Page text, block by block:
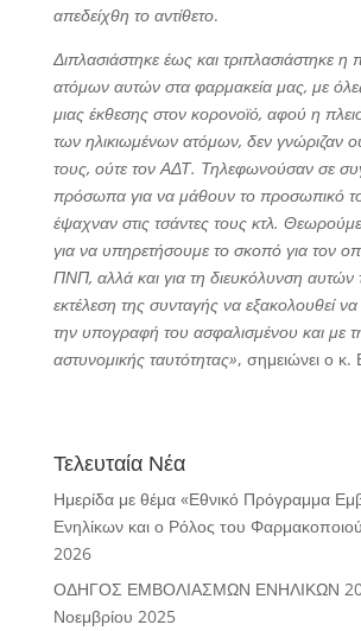
απεδείχθη το αντίθετο.
Διπλασιάστηκε έως και τριπλασιάστηκε
ατόμων αυτών στα φαρμακεία μας, με
μιας έκθεσης στον κορονοϊό, αφού η
των ηλικιωμένων ατόμων, δεν γνώριζαν
τους, ούτε τον ΑΔΤ. Τηλεφωνούσαν σε
πρόσωπα για να μάθουν το προσωπικό
έψαχναν στις τσάντες τους κτλ.
για να υπηρετήσουμε το σκοπό για τον
ΠΝΠ, αλλά και για τη διευκόλυνση αυτών
εκτέλεση της συνταγής να εξακολουθεί να
την υπογραφή του ασφαλισμένου και με
αστυνομικής ταυτότητας», σημειώνει ο κ.
Τελευταία Νέα
Ημερίδα με θέμα «Εθνικό Πρόγραμμα
Ενηλίκων και ο Ρόλος του
2026
ΟΔΗΓΟΣ ΕΜΒΟΛΙΑΣΜΩΝ ΕΝΗΛΙΚΩΝ
Νοεμβρίου 2025